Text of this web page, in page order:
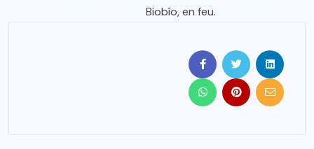
Biobío, en feu.